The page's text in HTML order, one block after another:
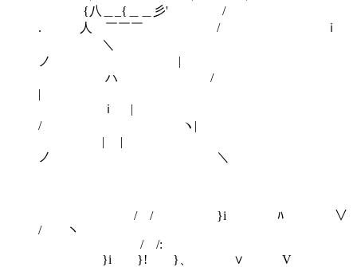
{八＿_{＿＿彡' /
. 人 ￣￣￣ / ｉ
＼
ノ |
ハ /
|
ｉ |
/ ヽ|
| |
ノ ＼
/ / }i ﾊ ∨
/ ヽ
/ /:
}i }! }、 ∨ V